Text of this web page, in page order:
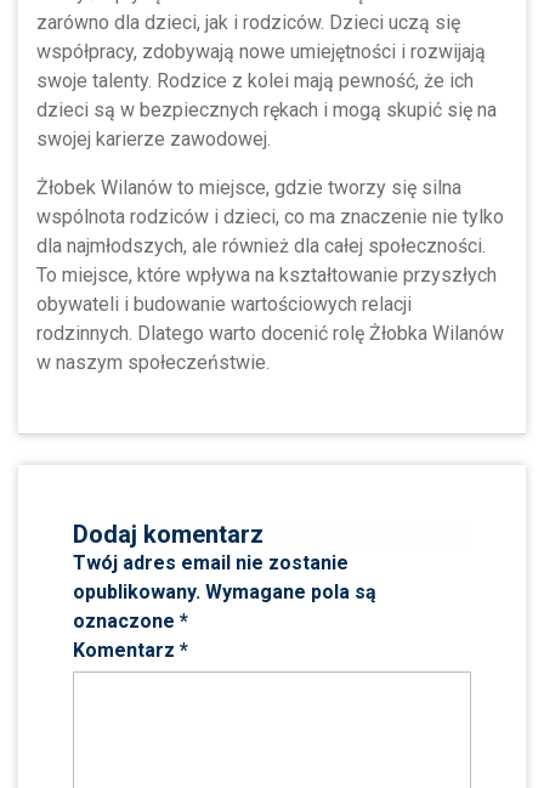
zarówno dla dzieci, jak i rodziców. Dzieci uczą się
współpracy, zdobywają nowe umiejętności i rozwijają
swoje talenty. Rodzice z kolei mają pewność, że ich
dzieci są w bezpiecznych rękach i mogą skupić się na
swojej karierze zawodowej.
Żłobek Wilanów to miejsce, gdzie tworzy się silna
wspólnota rodziców i dzieci, co ma znaczenie nie tylko
dla najmłodszych, ale również dla całej społeczności.
To miejsce, które wpływa na kształtowanie przyszłych
obywateli i budowanie wartościowych relacji
rodzinnych. Dlatego warto docenić rolę Żłobka Wilanów
w naszym społeczeństwie.
Dodaj komentarz
Twój adres email nie zostanie
opublikowany. Wymagane pola są
oznaczone *
Komentarz *